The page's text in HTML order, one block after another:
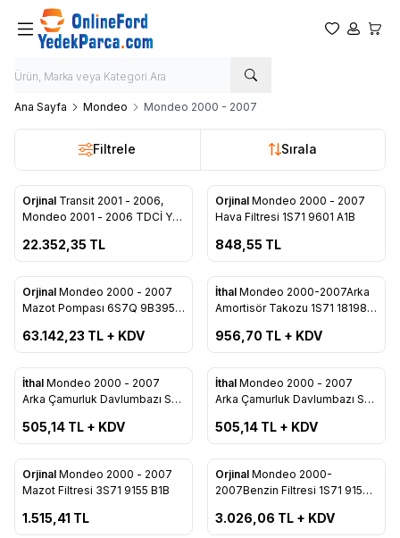
Favorilerim
Hesabım
Ana Sayfa Mondeo Mondeo 2000 - 2007
Filtrele Sırala
Favorilere Ekle
Orjinal Transit 2001 - 2006,
Mondeo 2001 - 2006 TDCİ Yağ
6B624 AH
22.352,35 TL
Favorilere Ekle
Tükendi
Orjinal Mondeo 2000 - 2007
Hava Filtresi 1S71 9601 A1B
848,55 TL
Favorilere Ekle
Orjinal Mondeo 2000 - 2007
Mazot Pompası 6S7Q 9B395
63.142,23 TL + KDV
Favorilere Ekle
Tükendi
İthal Mondeo 2000-2007Arka
Amortisör Takozu 1S71 18198
956,70 TL + KDV
Favorilere Ekle
İthal Mondeo 2000 - 2007
Arka Çamurluk Davlumbazı Sol
505,14 TL + KDV
Favorilere Ekle
Tükendi
İthal Mondeo 2000 - 2007
Arka Çamurluk Davlumbazı Sağ
505,14 TL + KDV
Favorilere Ekle
Orjinal Mondeo 2000 - 2007
Mazot Filtresi 3S71 9155 B1B
1.515,41 TL
Favorilere Ekle
Tükendi
Orjinal Mondeo 2000-
2007Benzin Filtresi 1S71 9155
3.026,06 TL + KDV